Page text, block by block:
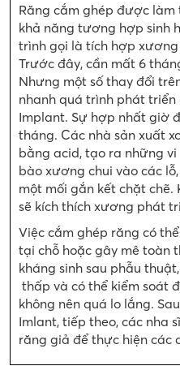
Răng cắm ghép được
khả năng tương hợp sinh
trình gọi là tích hợp
Trước đây, cần mất 6
Nhưng một số thay đổi
nhanh quá trình phát
Implant. Sự hợp nhất giờ
tháng. Các nhà sản xuất
bằng acid, tạo ra những
bào xương chui vào các
một mối gắn kết chặt
sẽ kích thích xương phát
Việc cắm ghép răng có
tại chỗ hoặc gây mê toàn
kháng sinh sau phẫu
thấp và có thể kiểm soát
không nên quá lo lắng.
Imlant, tiếp theo, các nha
răng giả để thực hiện các